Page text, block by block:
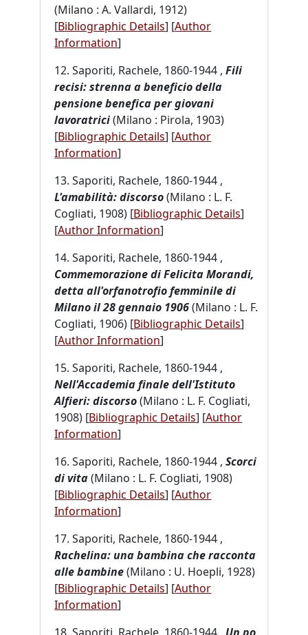
(Milano : A. Vallardi, 1912)
[Bibliographic Details] [Author
Information]
12. Saporiti, Rachele, 1860-1944 ,Fili
recisi: strenna a beneficio della
pensione benefica per giovani
lavoratrici(Milano : Pirola, 1903)
[Bibliographic Details] [Author
Information]
13. Saporiti, Rachele, 1860-1944 ,
L'amabilità: discorso(Milano : L. F.
Cogliati, 1908) [Bibliographic Details]
[Author Information]
14. Saporiti, Rachele, 1860-1944 ,
Commemorazione di Felicita Morandi,
detta all'orfanotrofio femminile di
Milano il 28 gennaio 1906(Milano : L. F.
Cogliati, 1906) [Bibliographic Details]
[Author Information]
15. Saporiti, Rachele, 1860-1944 ,
Nell'Accademia finale dell'Istituto
Alfieri: discorso(Milano : L. F. Cogliati,
1908) [Bibliographic Details] [Author
Information]
16. Saporiti, Rachele, 1860-1944 ,Scorci
di vita(Milano : L. F. Cogliati, 1908)
[Bibliographic Details] [Author
Information]
17. Saporiti, Rachele, 1860-1944 ,
Rachelina: una bambina che racconta
alle bambine(Milano : U. Hoepli, 1928)
[Bibliographic Details] [Author
Information]
18. Saporiti, Rachele, 1860-1944 , Un po